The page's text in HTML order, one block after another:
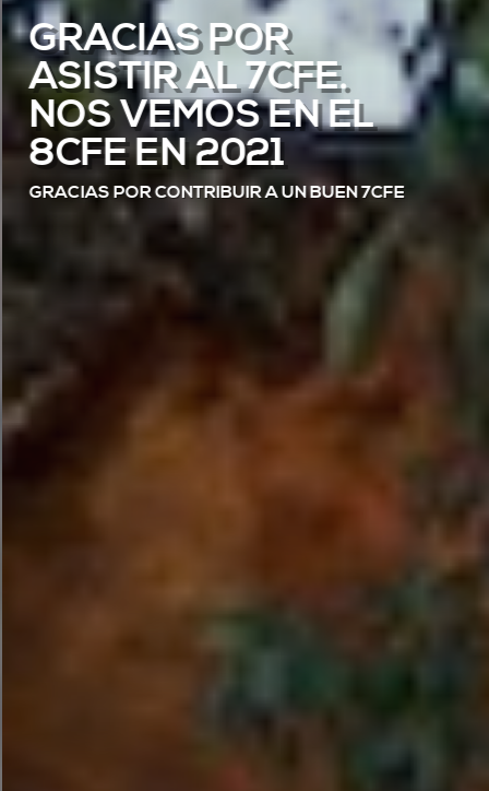
GRACIAS POR
ASISTIR AL 7CFE.
NOS VEMOS EN EL
8CFE EN 2021
GRACIAS POR CONTRIBUIR A UN BUEN 7CFE